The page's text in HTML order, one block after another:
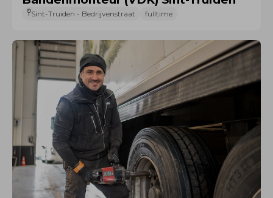
Sint-Truiden - Bedrijvenstraat fulltime